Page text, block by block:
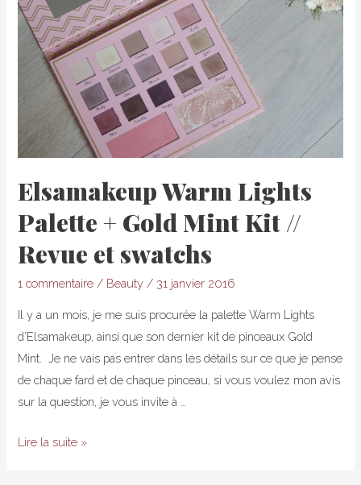
Elsamakeup Warm Lights
Palette + Gold Mint Kit //
Revue et swatchs
1 commentaire / Beauty / 31 janvier 2016
Il y a un mois, je me suis procurée la palette Warm Lights
d’Elsamakeup, ainsi que son dernier kit de pinceaux Gold
Mint. Je ne vais pas entrer dans les détails sur ce que je pense
de chaque fard et de chaque pinceau, si vous voulez mon avis
sur la question, je vous invite à …
Elsamakeup
Lire la suite »